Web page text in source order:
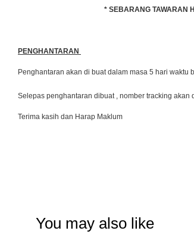
* SEBARANG TAWARAN
PENGHANTARAN
Penghantaran akan di buat dalam masa 5 hari
Selepas penghantaran dibuat , nomber tracking
Terima kasih dan Harap Maklum
You may also like